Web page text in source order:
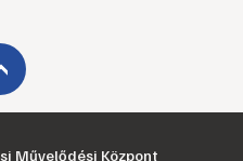
Művelődési Központ